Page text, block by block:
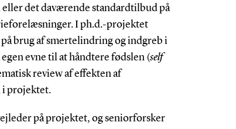
det daværende standardtilbud på
I ph.d.-projektet
brug af smertelindring og indgreb i
evne til at håndtere fødslen (self
review af effekten af
i projektet.
på projektet, og seniorforsker